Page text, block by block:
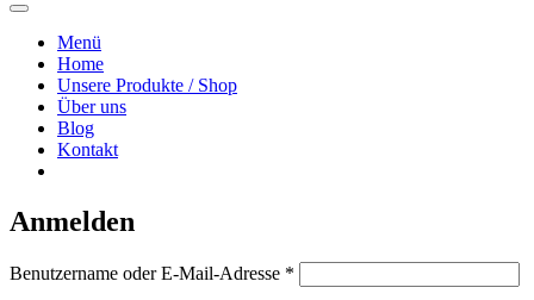
Menü
Home
Unsere Produkte / Shop
Über uns
Blog
Kontakt
Anmelden
Benutzername oder E-Mail-Adresse *